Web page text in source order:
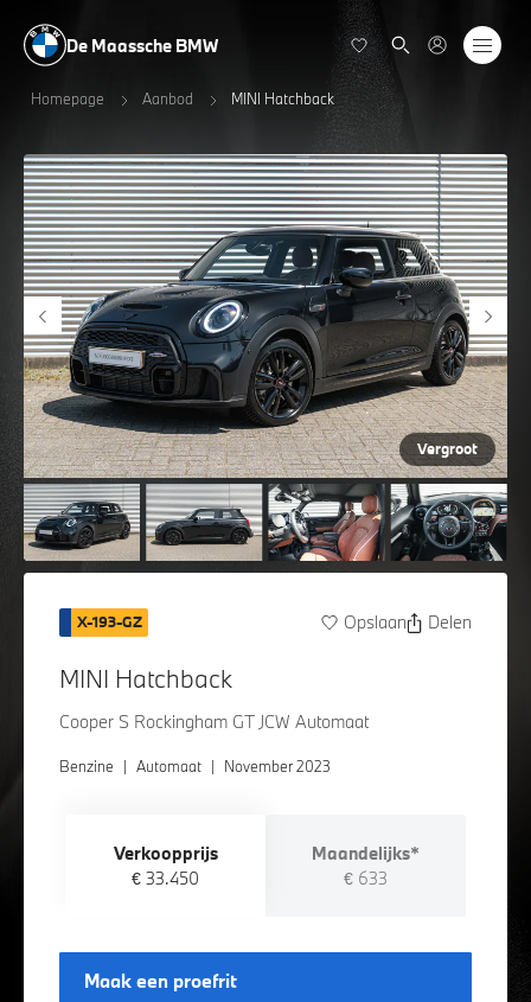
De Maassche BMW
Homepage Aanbod MINI Hatchback
Vergroot
X-193-GZ Opslaan Delen
MINI Hatchback
Cooper S Rockingham GT JCW Automaat
Benzine | Automaat | November 2023
Verkoopprijs
€ 33.450
Maandelijks*
€ 633
Maak een proefrit